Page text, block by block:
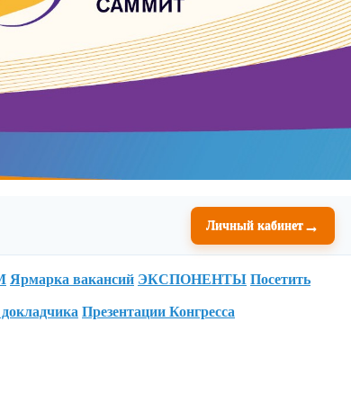
Личный кабинет →
Ярмарка вакансий ЭКСПОНЕНТЫ Посетить
Презентации Конгресса